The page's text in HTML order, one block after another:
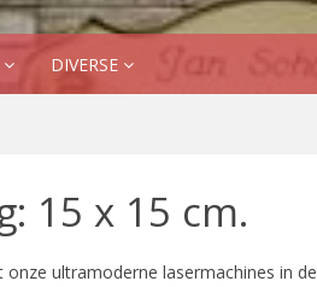
DIVERSE
15 x 15 cm.
ultramoderne lasermachines in de